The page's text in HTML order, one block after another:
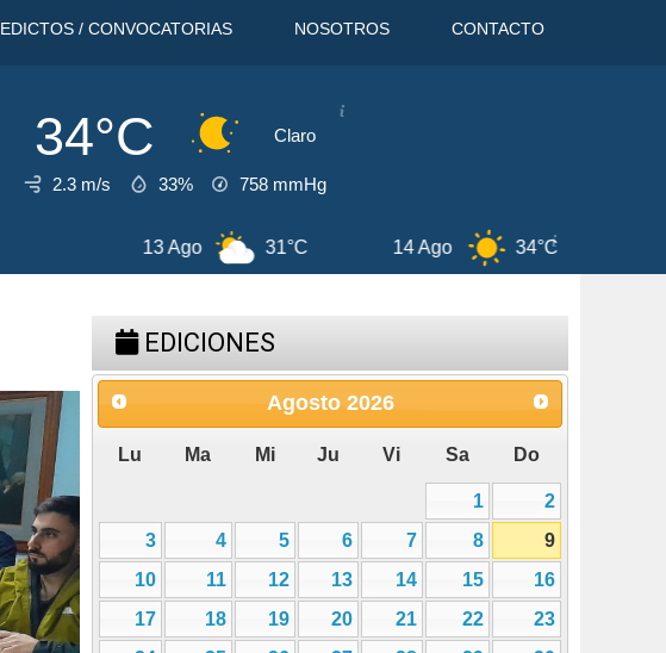
EDICTOS / CONVOCATORIAS NOSOTROS CONTACTO
34°C Claro
2.3 m/s 33% 758 mmHg
34°C 37°C
EDICIONES
Agosto 2026
Lu Ma Mi Ju Vi Sa Do
1
2
3
4 5 6 7 8
9
10
11 12 13 14 15
16
17
18 19 20 21 22
23